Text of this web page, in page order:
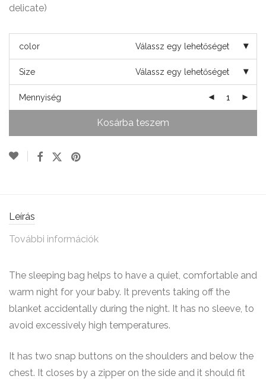
delicate)
color Válassz egy lehetőséget
Size Válassz egy lehetőséget
Mennyiség
Kosárba teszem
Leírás
További információk
The sleeping bag helps to have a quiet, comfortable and
warm night for your baby. It prevents taking off the
blanket accidentally during the night. It has no sleeve, to
avoid excessively high temperatures.
It has two snap buttons on the shoulders and below the
chest. It closes by a zipper on the side and it should fit